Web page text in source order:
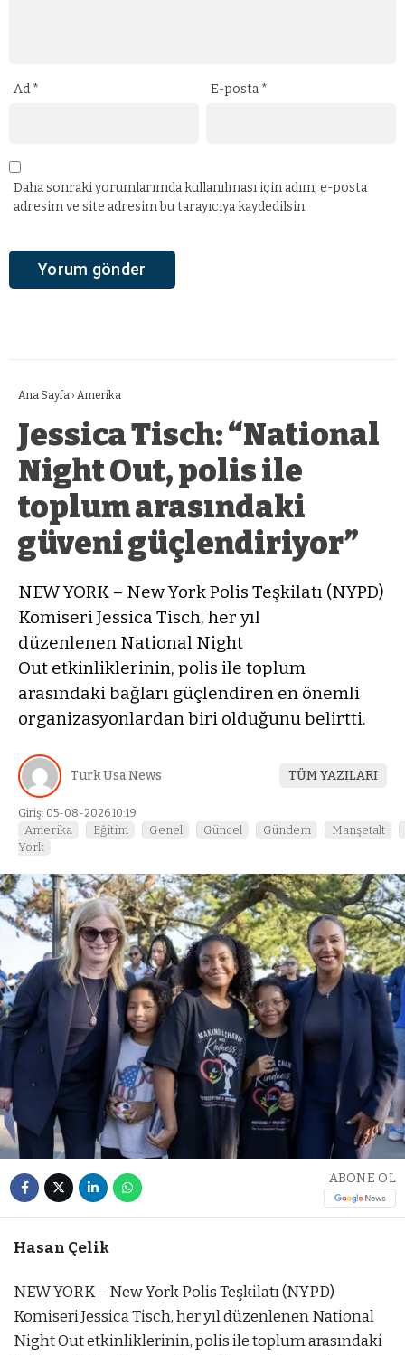
Ad * E-posta *
Daha sonraki yorumlarımda kullanılması için adım, e-posta
adresim ve site adresim bu tarayıcıya kaydedilsin.
Ana Sayfa › Amerika
Jessica Tisch: “National
Night Out, polis ile
toplum arasındaki
güveni güçlendiriyor”
NEW YORK – New York Polis Teşkilatı (NYPD)
Komiseri Jessica Tisch, her yıl
düzenlenen National Night
Out etkinliklerinin, polis ile toplum
arasındaki bağları güçlendiren en önemli
organizasyonlardan biri olduğunu belirtti.
Turk Usa News TÜM YAZILARI
Giriş: 05-08-2026 10:19
Amerika Eğitim Genel Güncel Gündem
Manşetalt
York
ABONE OL
Hasan Çelik
NEW YORK – New York Polis Teşkilatı (NYPD)
Komiseri Jessica Tisch, her yıl düzenlenen National
Night Out etkinliklerinin, polis ile toplum arasındaki